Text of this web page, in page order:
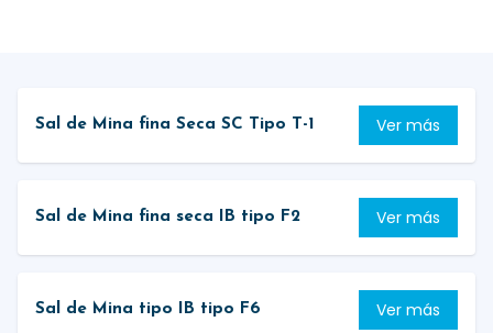
Sal de Mina fina Seca SC Tipo T-1 Ver más
Sal de Mina fina seca IB tipo F2 Ver más
Sal de Mina tipo IB tipo F6 Ver más